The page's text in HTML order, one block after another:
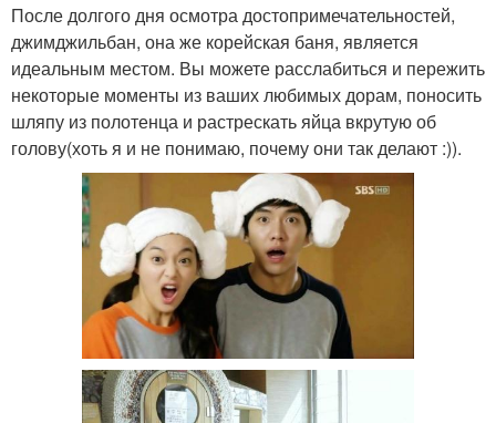
После долгого дня осмотра достопримечательностей,
джимджильбан, она же корейская баня, является
идеальным местом. Вы можете расслабиться и пережить
некоторые моменты из ваших любимых дорам, поносить
шляпу из полотенца и растрескать яйца вкрутую об
голову(хоть я и не понимаю, почему они так делают :)).